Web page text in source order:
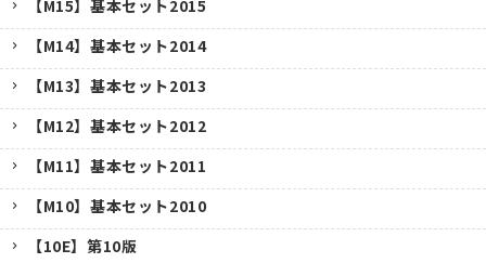
【M15】基本セット2015
【M14】基本セット2014
【M13】基本セット2013
【M12】基本セット2012
【M11】基本セット2011
【M10】基本セット2010
【10E】第10版